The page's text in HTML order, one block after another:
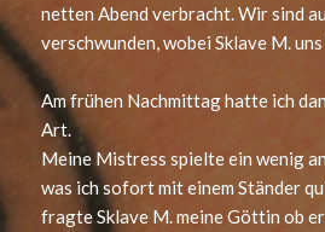
netten Abend verbracht. Wir sind
verschwunden, wobei Sklave M.
Am frühen Nachmittag hatte ich
Art.
Meine Mistress spielte ein wenig
was ich sofort mit einem Ständer
fragte Sklave M. meine Göttin ob